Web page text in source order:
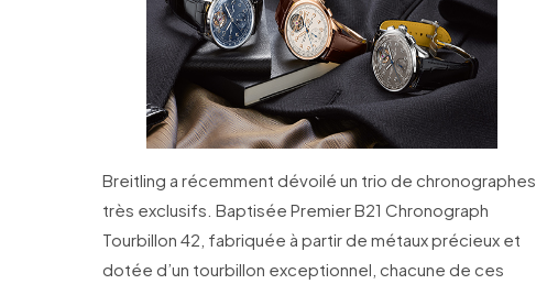
Breitling a récemment dévoilé un trio de chronographes
très exclusifs. Baptisée Premier B21 Chronograph
Tourbillon 42, fabriquée à partir de métaux précieux et
dotée d’un tourbillon exceptionnel, chacune de ces